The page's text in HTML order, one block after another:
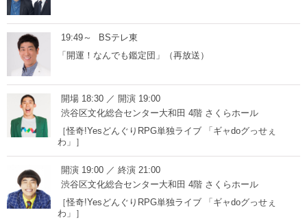
19:49～
BSテレ東
「開運！なんでも鑑定団」（再放送）
開場 18:30 ／ 開演 19:00
渋谷区文化総合センター大和田 4階 さくらホール
［怪奇!YesどんぐりRPG単独ライブ 「ギャdoグっせぇ
わ」］
開演 19:00 ／ 終演 21:00
渋谷区文化総合センター大和田 4階 さくらホール
［怪奇!YesどんぐりRPG単独ライブ 「ギャdoグっせぇ
わ」］